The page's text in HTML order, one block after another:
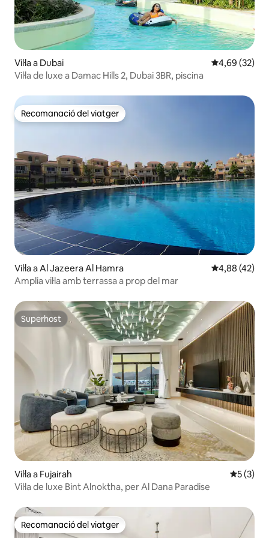
Vil·la a Dubai 4,69 de
4,69 (32)
Vil·la de luxe a Damac Hills 2, Dubai 3BR, piscina
Recomanació del viatger
Recomanació del viatger
Vil·la a Al Jazeera Al Hamra 4,88 de
4,88 (42)
Amplia vil·la amb terrassa a prop del mar
Superhost
Superhost
Vil·la a Fujairah 5 de
5 (3)
Vil·la de luxe Bint Alnoktha, per Al Dana Paradise
Recomanació del viatger
Recomanació del viatger